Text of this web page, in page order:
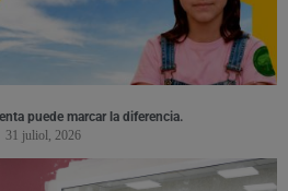
puede marcar la diferencia.
31 juliol, 2026